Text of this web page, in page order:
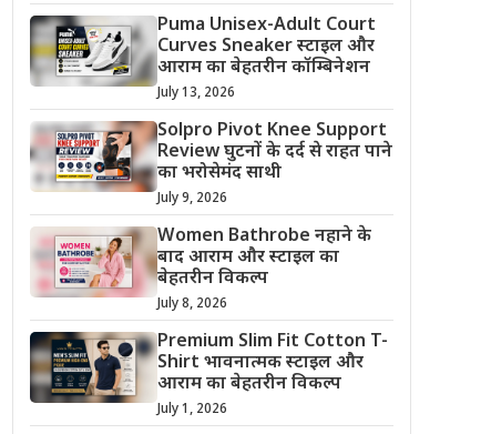
Puma Unisex-Adult Court
Curves Sneaker स्टाइल और
आराम का बेहतरीन कॉम्बिनेशन
July 13, 2026
Solpro Pivot Knee Support
Review घुटनों के दर्द से राहत पाने
का भरोसेमंद साथी
July 9, 2026
Women Bathrobe नहाने के
बाद आराम और स्टाइल का
बेहतरीन विकल्प
July 8, 2026
Premium Slim Fit Cotton T-
Shirt भावनात्मक स्टाइल और
आराम का बेहतरीन विकल्प
July 1, 2026